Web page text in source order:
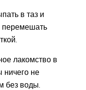
в таз и
перемешать
лакомство в
ничего не
без воды.